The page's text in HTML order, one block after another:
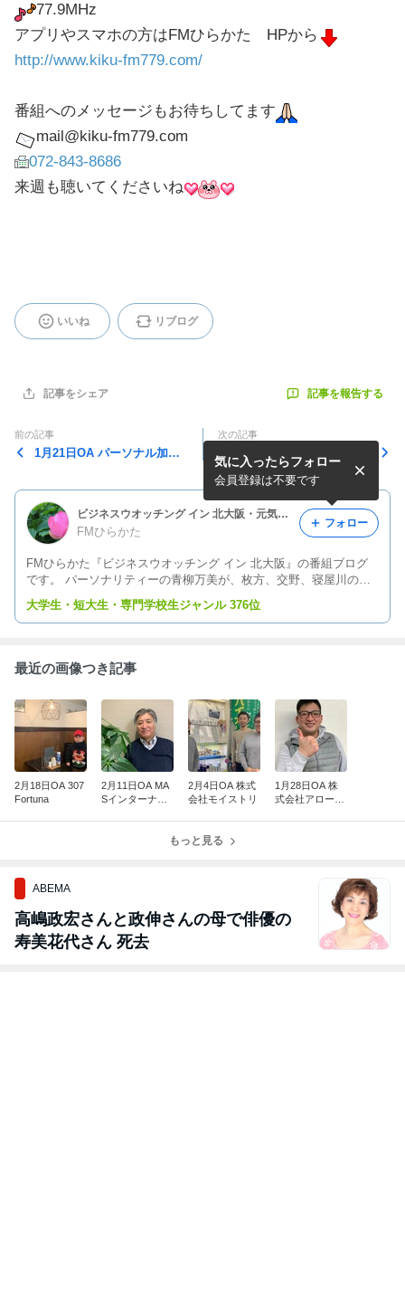
77.9MHz
アプリやスマホの方はFMひらかた HPから
http://www.kiku-fm779.com/
番組へのメッセージもお待ちしてます
mail@kiku-fm779.com
072-843-8686
来週も聴いてくださいね
いいね リブログ
記事をシェア 記事を報告する
前の記事
1月21日OA パーソナル加圧
次の記事
1月7日OA 磯島電工株式会社
ビジネスウオッチング イン 北大阪・元気な企業最前線！
FMひらかた
FMひらかた『ビジネスウオッチング イン 北大阪』の番組ブログ
です。 パーソナリティーの青柳万美が、枚方、交野、寝屋川の元
気な企業やお店におじゃまして、元気の素や、秘密をリポートしま
す！ 実際の放送と併せて、ブログでもお楽しみください。
気に入ったらフォロー
会員登録は不要です
フォロー
大学生・短大生・専門学校生ジャンル 376位
最近の画像つき記事
2月18日OA 307
Fortuna
2月11日OA MA
Sインターナシ
2月4日OA 株式
会社モイストリ
1月28日OA 株
式会社アローズ
もっと見る
ABEMA
高嶋政宏さんと政伸さんの母で俳優の
寿美花代さん 死去